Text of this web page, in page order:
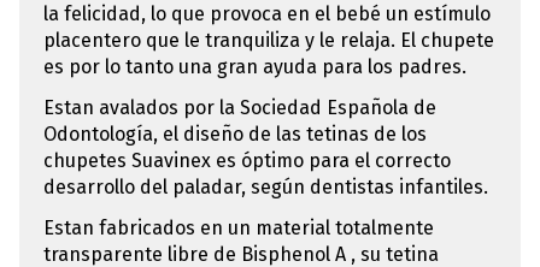
la felicidad, lo que provoca en el bebé un estímulo
placentero que le tranquiliza y le relaja. El chupete
es por lo tanto una gran ayuda para los padres.
Estan avalados por la Sociedad Española de
Odontología, el diseño de las tetinas de los
chupetes Suavinex es óptimo para el correcto
desarrollo del paladar, según dentistas infantiles.
Estan fabricados en un material totalmente
transparente libre de Bisphenol A , su tetina